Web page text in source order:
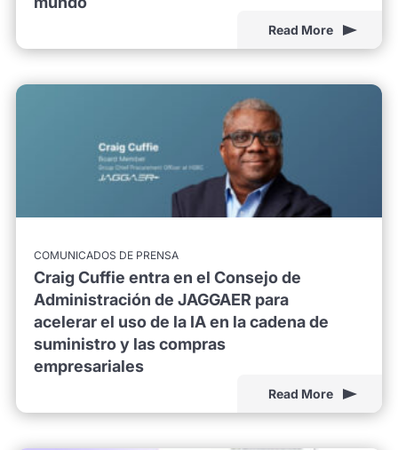
Read More
COMUNICADOS DE PRENSA
Craig Cuffie entra en el Consejo de
Administración de JAGGAER para
acelerar el uso de la IA en la cadena de
suministro y las compras
empresariales
Read More